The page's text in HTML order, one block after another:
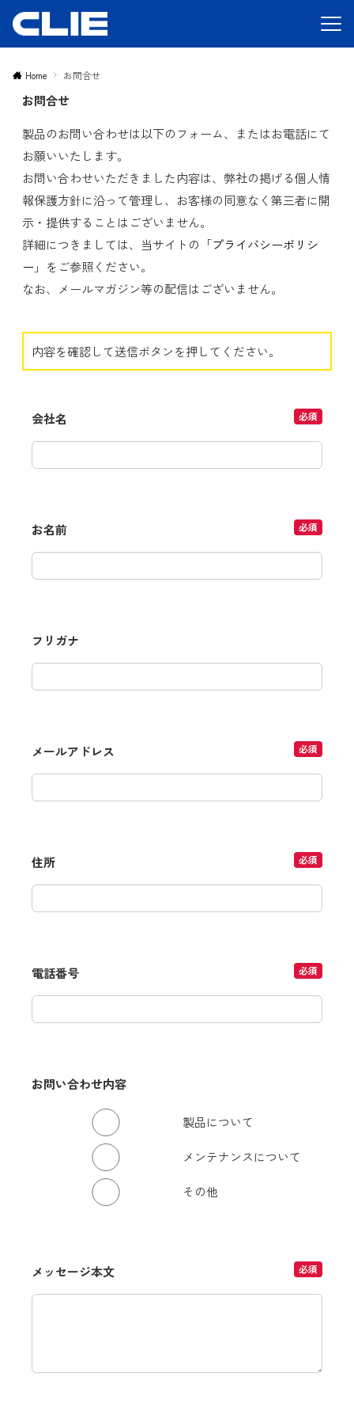
Home お問合せ
お問合せ
製品のお問い合わせは以下のフォーム、またはお電話にて
お願いいたします。
お問い合わせいただきました内容は、弊社の掲げる個人情
報保護方針に沿って管理し、お客様の同意なく第三者に開
示・提供することはございません。
詳細につきましては、当サイトの「プライバシーポリシ
ー 」をご参照ください。
なお、メールマガジン等の配信はございません。
内容を確認して送信ボタンを押してください。
会社名 必須
お名前 必須
フリガナ
メールアドレス 必須
住所 必須
電話番号 必須
お問い合わせ内容
製品について
メンテナンスについて
その他
メッセージ本文 必須